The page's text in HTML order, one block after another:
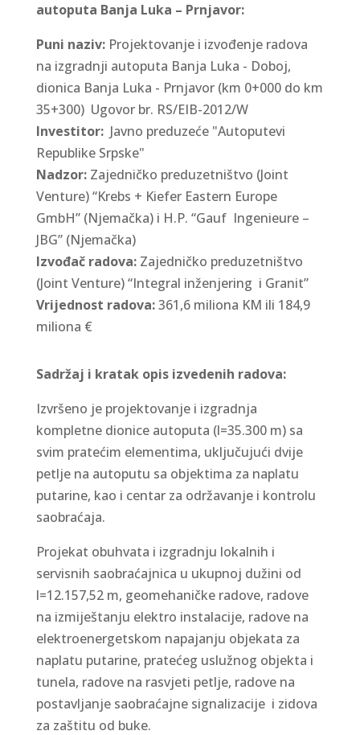
autoputa Banja Luka – Prnjavor:
Puni naziv:Projektovanje i izvođenje radova
na izgradnji autoputa Banja Luka - Doboj,
dionica Banja Luka - Prnjavor (km 0+000 do km
35+300) Ugovor br. RS/EIB-2012/W
Investitor:Javno preduzeće "Autoputevi
Republike Srpske"
Nadzor: Zajedničko preduzetništvo (Joint
Venture) “Krebs + Kiefer Eastern Europe
GmbH” (Njemačka) i H.P. “Gauf Ingenieure –
JBG” (Njemačka)
Izvođač radova: Zajedničko preduzetništvo
(Joint Venture) “Integral inženjering i Granit”
Vrijednost radova:361,6 miliona KM ili 184,9
miliona €
Sadržaj i kratak opis izvedenih radova:
Izvršeno je projektovanje i izgradnja
kompletne dionice autoputa (l=35.300 m) sa
svim pratećim elementima, uključujući dvije
petlje na autoputu sa objektima za naplatu
putarine, kao i centar za održavanje i kontrolu
saobraćaja.
Projekat obuhvata i izgradnju lokalnih i
servisnih saobraćajnica u ukupnoj dužini od
l=12.157,52 m, geomehaničke radove, radove
na izmiještanju elektro instalacije, radove na
elektroenergetskom napajanju objekata za
naplatu putarine, pratećeg uslužnog objekta i
tunela, radove na rasvjeti petlje, radove na
postavljanje saobraćajne signalizacije i zidova
za zaštitu od buke.